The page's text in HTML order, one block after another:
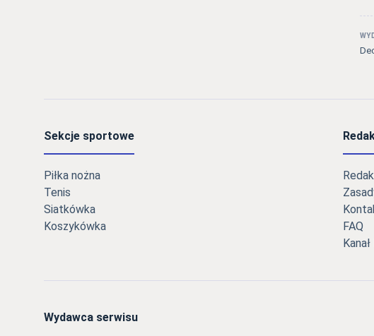
Sekcje sportowe
Piłka nożna
Tenis
Siatkówka
Koszykówka
FAQ
Kanał
Wydawca serwisu